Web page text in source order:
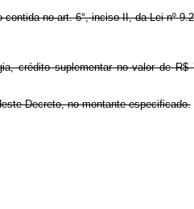
no art. 6°, inciso II, da Lei nº
crédito suplementar no valor de
Decreto, no montante especificado.